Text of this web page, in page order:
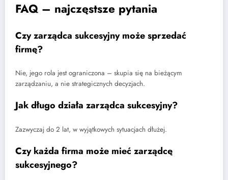
FAQ – najczęstsze pytania
Czy zarządca sukcesyjny może sprzedać
firmę?
Nie, jego rola jest ograniczona – skupia się na bieżącym
zarządzaniu, a nie strategicznych decyzjach.
Jak długo działa zarządca sukcesyjny?
Zazwyczaj do 2 lat, w wyjątkowych sytuacjach dłużej.
Czy każda firma może mieć zarządcę
sukcesyjnego?